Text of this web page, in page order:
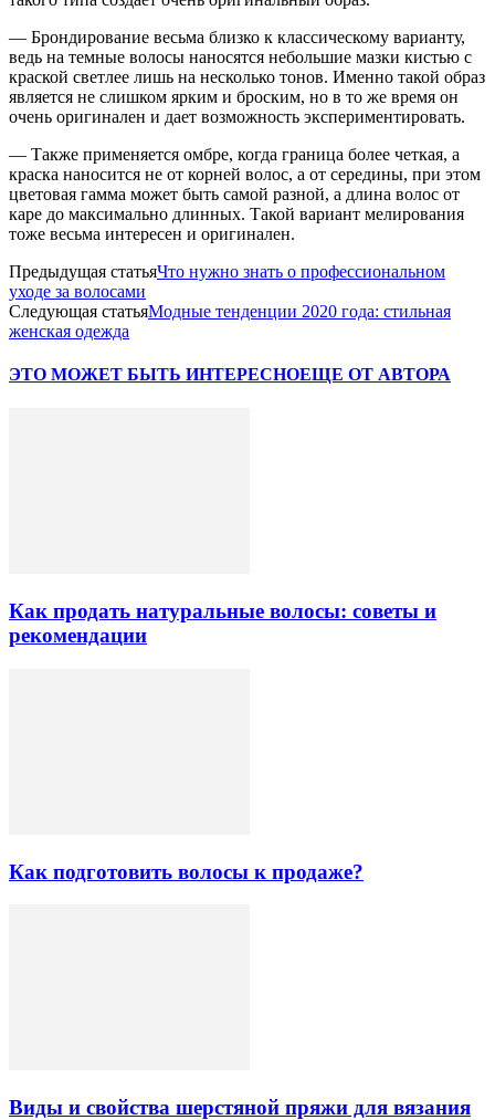
— Брондирование весьма близко к классическому варианту,
ведь на темные волосы наносятся небольшие мазки кистью с
краской светлее лишь на несколько тонов. Именно такой образ
является не слишком ярким и броским, но в то же время он
очень оригинален и дает возможность экспериментировать.
— Также применяется омбре, когда граница более четкая, а
краска наносится не от корней волос, а от середины, при этом
цветовая гамма может быть самой разной, а длина волос от
каре до максимально длинных. Такой вариант мелирования
тоже весьма интересен и оригинален.
Предыдущая статьяЧто нужно знать о профессиональном
уходе за волосами
Следующая статьяМодные тенденции 2020 года: стильная
женская одежда
ЭТО МОЖЕТ БЫТЬ ИНТЕРЕСНОЕЩЕ ОТ АВТОРА
Как продать натуральные волосы: советы и
рекомендации
Как подготовить волосы к продаже?
Виды и свойства шерстяной пряжи для вязания